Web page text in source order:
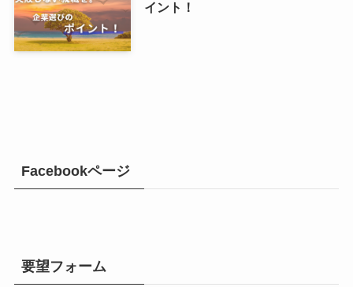
イント！
Facebookページ
要望フォーム